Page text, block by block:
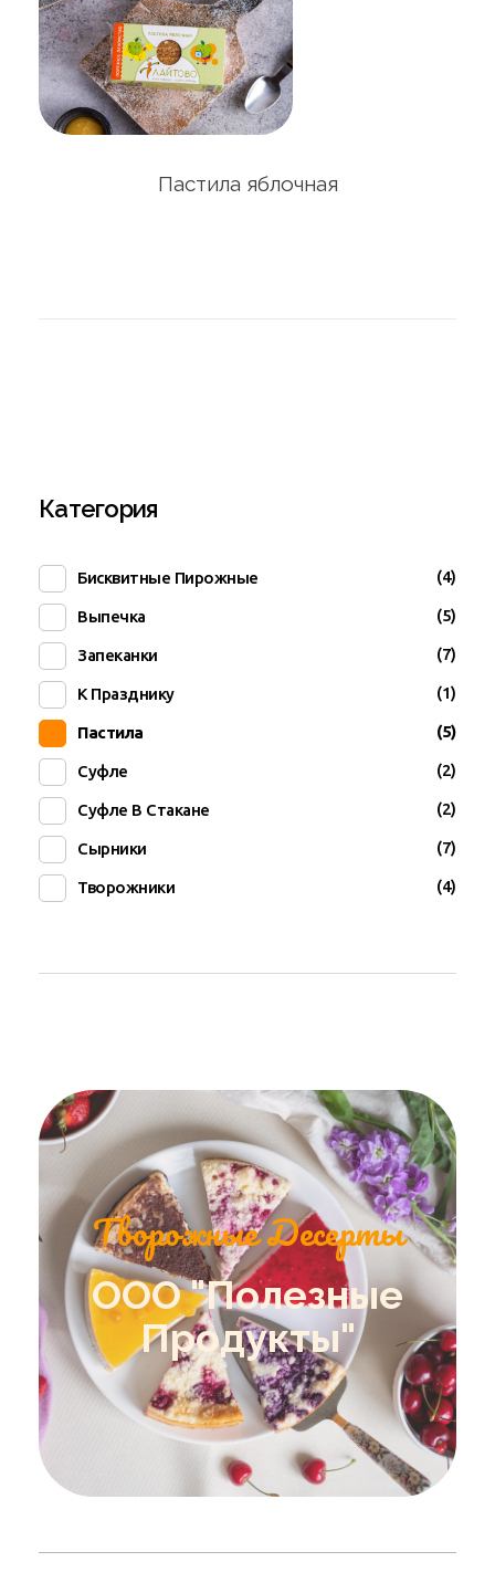
Пастила яблочная
Категория
Бисквитные Пирожные (4)
Выпечка (5)
Запеканки (7)
К Празднику (1)
Пастила (5)
Суфле (2)
Суфле В Стакане (2)
Сырники (7)
Творожники (4)
Творожные Десерты
ООО "Полезные
Продукты"